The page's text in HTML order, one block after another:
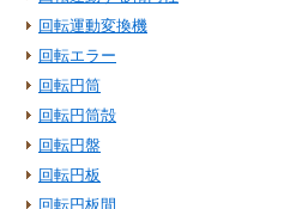
回転運動変換機
回転エラー
回転円筒
回転円筒殻
回転円盤
回転円板
回転円板間